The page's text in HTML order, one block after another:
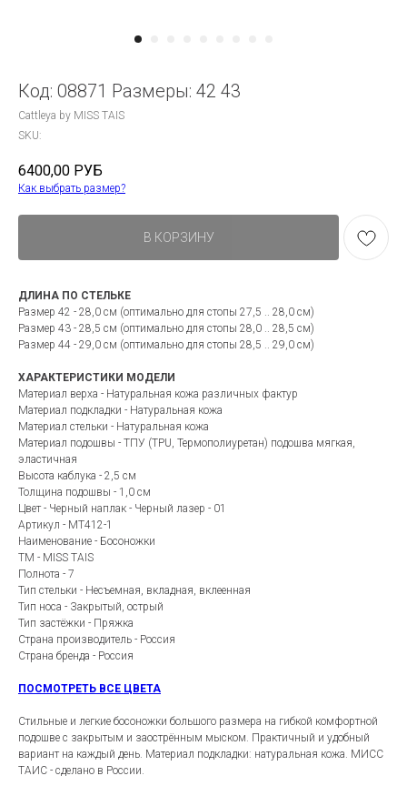
Код: 08871 Размеры: 42 43
Cattleya by MISS TAIS
SKU:
6400,00 РУБ
Как выбрать размер?
В КОРЗИНУ
ДЛИНА ПО СТЕЛЬКЕ
Размер 42 - 28,0 см (оптимально для стопы 27,5 .. 28,0 см)
Размер 43 - 28,5 см (оптимально для стопы 28,0 .. 28,5 см)
Размер 44 - 29,0 см (оптимально для стопы 28,5 .. 29,0 см)
ХАРАКТЕРИСТИКИ МОДЕЛИ
Материал верха - Натуральная кожа различных фактур
Материал подкладки - Натуральная кожа
Материал стельки - Натуральная кожа
Материал подошвы - ТПУ (TPU, Термополиуретан) подошва мягкая,
эластичная
Высота каблука - 2,5 см
Толщина подошвы - 1,0 см
Цвет - Черный наплак - Черный лазер - 01
Артикул - MT412-1
Наименование - Босоножки
ТМ - MISS TAIS
Полнота - 7
Тип стельки - Несъемная, вкладная, вклеенная
Тип носа - Закрытый, острый
Тип застёжки - Пряжка
Страна производитель - Россия
Страна бренда - Россия
ПОСМОТРЕТЬ ВСЕ ЦВЕТА
Стильные и легкие босоножки большого размера на гибкой комфортной
подошве с закрытым и заострённым мыском. Практичный и удобный
вариант на каждый день. Материал подкладки: натуральная кожа. МИСС
ТАИС - сделано в России.